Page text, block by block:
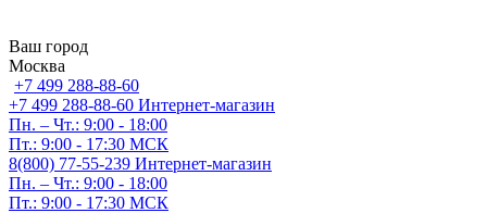
Ваш город
Москва
+7 499 288-88-60
+7 499 288-88-60 Интернет-магазин
Пн. – Чт.: 9:00 - 18:00
Пт.: 9:00 - 17:30 МСК
8(800) 77-55-239 Интернет-магазин
Пн. – Чт.: 9:00 - 18:00
Пт.: 9:00 - 17:30 МСК